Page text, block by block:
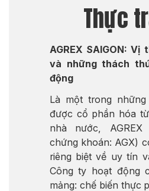
Thực
AGREX SAIGON:
và những thách
động
Là một trong những
được cổ phần hóa
nhà nước, AGREX
chứng khoán: AGX)
riêng biệt về uy tín
Công ty hoạt động
mảng: chế biến thực